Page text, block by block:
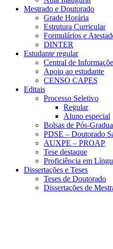
Mestrado e Doutorado
Grade Horária
Estrutura Curricular
Formulários e
DINTER
Estudante regular
Central de
Apoio ao estudante
CENSO CAPES
Editais
Processo Seletivo
Regular
Aluno especial
Bolsas de Pós-
PDSE – Doutorado
AUXPE – PROAP
Tese destaque
Proficiência em
Dissertações e Teses
Teses de Doutorado
Dissertações de